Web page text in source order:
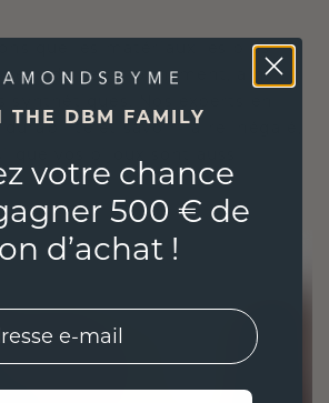
que les matériaux les plus
de l'environnement, ainsi
synthétiques. Nos experts en
et savoir-faire inégalé,
que vos bijoux sont aussi
THE DBM FAMILY
votre chance
500 € de
d’achat !